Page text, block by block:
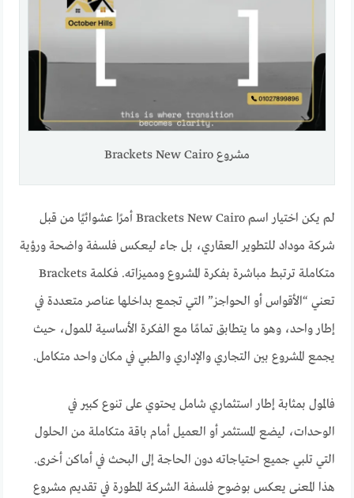
مشروع Brackets New Cairo
لم يكن اختيار اسم Brackets New Cairo أمرًا عشوائيًا من قبل
شركة موداد للتطوير العقاري، بل جاء ليعكس فلسفة واضحة ورؤية
متكاملة ترتبط مباشرة بفكرة المشروع ومميزاته. فكلمة Brackets
تعني “الأقواس أو الحواجز” التي تجمع بداخلها عناصر متعددة في
إطار واحد، وهو ما يتطابق تمامًا مع الفكرة الأساسية للمول، حيث
يجمع المشروع بين التجاري والإداري والطبي في مكان واحد متكامل.
فالمول بمثابة إطار استثماري شامل يحتوي على تنوع كبير في
الوحدات، ليضع المستثمر أو العميل أمام باقة متكاملة من الحلول
التي تلبي جميع احتياجاته دون الحاجة إلى البحث في أماكن أخرى.
هذا المعنى يعكس بوضوح فلسفة الشركة المطورة في تقديم مشروع